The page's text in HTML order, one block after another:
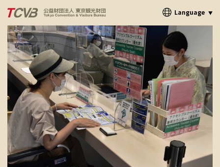
Language ▼